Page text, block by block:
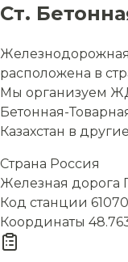
Ст.
расположена в
Мы организуем
Бетонная-
Казахстан в
Страна Россия
Железная дорога
Код станции
Координаты